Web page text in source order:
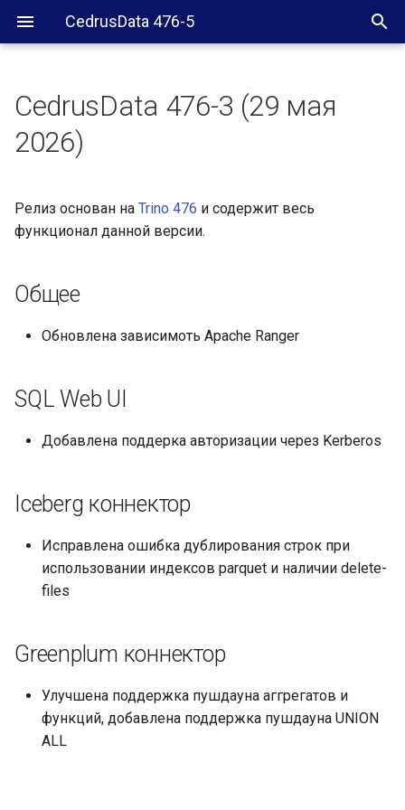
CedrusData 476-5
Iceberg коннектор
CedrusData 476-3 (29 мая
2026)
Релиз основан на Trino 476 и содержит весь
функционал данной версии.
Общее
Обновлена зависимоть Apache Ranger
SQL Web UI
Добавлена поддерка авторизации через Kerberos
Iceberg коннектор
Исправлена ошибка дублирования строк при
использовании индексов parquet и наличии delete-
files
Greenplum коннектор
Улучшена поддержка пушдауна аггрегатов и
функций, добавлена поддержка пушдауна UNION
ALL